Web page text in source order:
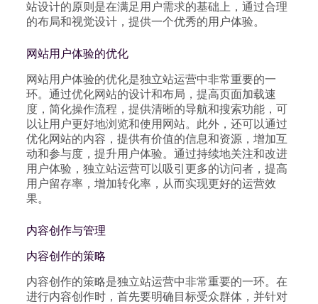
站设计的原则是在满足用户需求的基础上，通过合理
的布局和视觉设计，提供一个优秀的用户体验。
网站用户体验的优化
网站用户体验的优化是独立站运营中非常重要的一
环。通过优化网站的设计和布局，提高页面加载速
度，简化操作流程，提供清晰的导航和搜索功能，可
以让用户更好地浏览和使用网站。此外，还可以通过
优化网站的内容，提供有价值的信息和资源，增加互
动和参与度，提升用户体验。通过持续地关注和改进
用户体验，独立站运营可以吸引更多的访问者，提高
用户留存率，增加转化率，从而实现更好的运营效
果。
内容创作与管理
内容创作的策略
内容创作的策略是独立站运营中非常重要的一环。在
进行内容创作时，首先要明确目标受众群体，并针对